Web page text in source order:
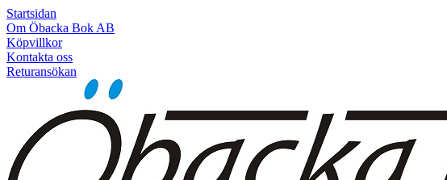
Startsidan
Om Öbacka Bok AB
Köpvillkor
Kontakta oss
Returansökan